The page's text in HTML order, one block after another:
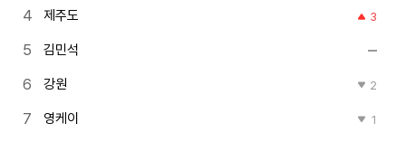
제주도 3
김민석
강원 2
영케이 1